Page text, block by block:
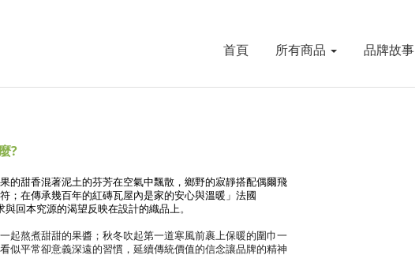
首頁 所有商品 品牌故事
?
的甜香混著泥土的芬芳在空氣中飄散， 鄉野的寂靜搭配偶爾飛
； 在傳承幾百年的紅磚瓦屋內是家的安心與溫暖」 法國
與回本究源的渴望反映在設計的織品上。
起熬煮甜甜的果醬； 秋冬吹起第一道寒風前裹上保暖的圍巾一
似平常卻意義深遠的習慣， 延續傳統價值的信念讓品牌的精神